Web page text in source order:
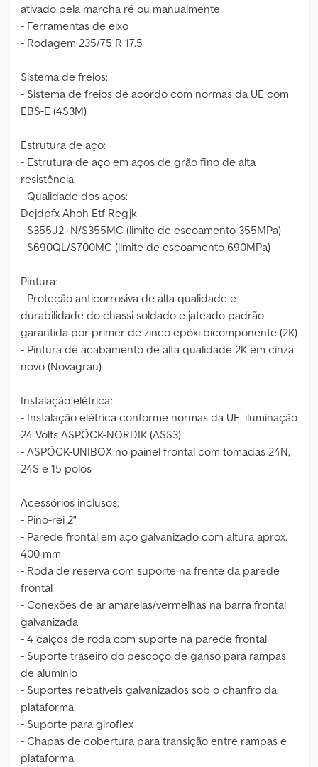
ativado pela marcha ré ou manualmente
- Ferramentas de eixo
- Rodagem 235/75 R 17.5
Sistema de freios:
- Sistema de freios de acordo com normas da UE com
EBS-E (4S3M)
Estrutura de aço:
- Estrutura de aço em aços de grão fino de alta
resistência
- Qualidade dos aços:
Dcjdpfx Ahoh Etf Regjk
- S355J2+N/S355MC (limite de escoamento 355MPa)
- S690QL/S700MC (limite de escoamento 690MPa)
Pintura:
- Proteção anticorrosiva de alta qualidade e
durabilidade do chassi soldado e jateado padrão
garantida por primer de zinco epóxi bicomponente (2K)
- Pintura de acabamento de alta qualidade 2K em cinza
novo (Novagrau)
Instalação elétrica:
- Instalação elétrica conforme normas da UE, iluminação
24 Volts ASPÖCK-NORDIK (ASS3)
- ASPÖCK-UNIBOX no painel frontal com tomadas 24N,
24S e 15 polos
Acessórios inclusos:
- Pino-rei 2"
- Parede frontal em aço galvanizado com altura aprox.
400 mm
- Roda de reserva com suporte na frente da parede
frontal
- Conexões de ar amarelas/vermelhas na barra frontal
galvanizada
- 4 calços de roda com suporte na parede frontal
- Suporte traseiro do pescoço de ganso para rampas
de alumínio
- Suportes rebatíveis galvanizados sob o chanfro da
plataforma
- Suporte para giroflex
- Chapas de cobertura para transição entre rampas e
plataforma